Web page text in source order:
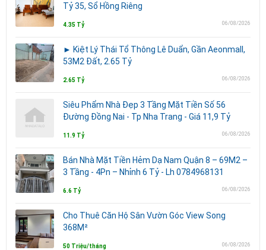
Tỷ 35, Sổ Hồng Riêng
4.35 Tỷ 06/08/2026
► Kiệt Lý Thái Tổ Thông Lê Duẩn, Gần Aeonmall,
53M2 Đất, 2.65 Tỷ
2.65 Tỷ 06/08/2026
Siêu Phẩm Nhà Đẹp 3 Tầng Mặt Tiền Số 56
Đường Đồng Nai - Tp Nha Trang - Giá 11,9 Tỷ
11.9 Tỷ 06/08/2026
Bán Nhà Mặt Tiền Hẻm Dạ Nam Quận 8 – 69M2 –
3 Tầng - 4Pn – Nhỉnh 6 Tỷ - Lh 0784968131
6.6 Tỷ 06/08/2026
Cho Thuê Căn Hộ Sân Vườn Góc View Song
368M²
50 Triệu/tháng 06/08/2026